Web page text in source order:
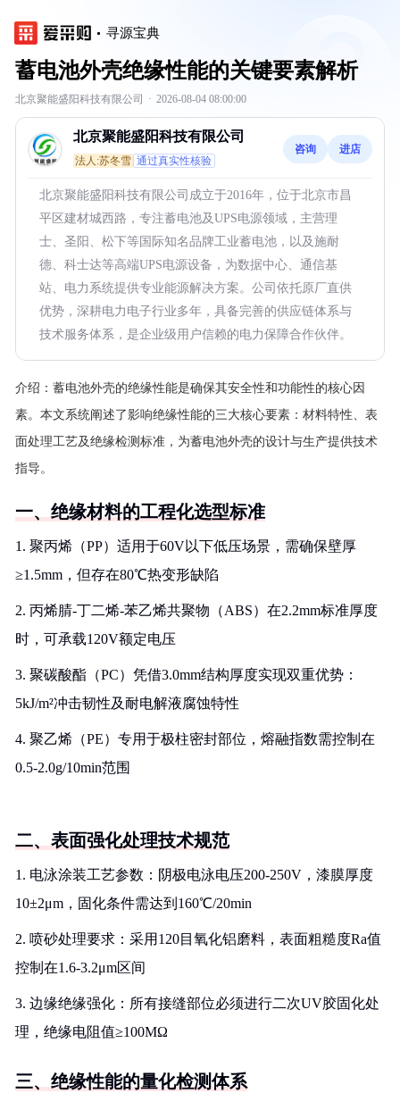
寻源宝典
蓄电池外壳绝缘性能的关键要素解析
北京聚能盛阳科技有限公司 · 2026-08-04 08:00:00
北京聚能盛阳科技有限公司
法人:苏冬雪 通过真实性核验
咨询 进店
北京聚能盛阳科技有限公司成立于2016年，位于北京市昌
平区建材城西路，专注蓄电池及UPS电源领域，主营理
士、圣阳、松下等国际知名品牌工业蓄电池，以及施耐
德、科士达等高端UPS电源设备，为数据中心、通信基
站、电力系统提供专业能源解决方案。公司依托原厂直供
优势，深耕电力电子行业多年，具备完善的供应链体系与
技术服务体系，是企业级用户信赖的电力保障合作伙伴。
介绍： 蓄电池外壳的绝缘性能是确保其安全性和功能性的核心因
素。本文系统阐述了影响绝缘性能的三大核心要素：材料特性、表
面处理工艺及绝缘检测标准，为蓄电池外壳的设计与生产提供技术
指导。
一、绝缘材料的工程化选型标准
1. 聚丙烯（PP）适用于60V以下低压场景，需确保壁厚
≥1.5mm，但存在80℃热变形缺陷
2. 丙烯腈-丁二烯-苯乙烯共聚物（ABS）在2.2mm标准厚度
时，可承载120V额定电压
3. 聚碳酸酯（PC）凭借3.0mm结构厚度实现双重优势：
5kJ/m²冲击韧性及耐电解液腐蚀特性
4. 聚乙烯（PE）专用于极柱密封部位，熔融指数需控制在
0.5-2.0g/10min范围
二、表面强化处理技术规范
1. 电泳涂装工艺参数：阴极电泳电压200-250V，漆膜厚度
10±2μm，固化条件需达到160℃/20min
2. 喷砂处理要求：采用120目氧化铝磨料，表面粗糙度Ra值
控制在1.6-3.2μm区间
3. 边缘绝缘强化：所有接缝部位必须进行二次UV胶固化处
理，绝缘电阻值≥100MΩ
三、绝缘性能的量化检测体系